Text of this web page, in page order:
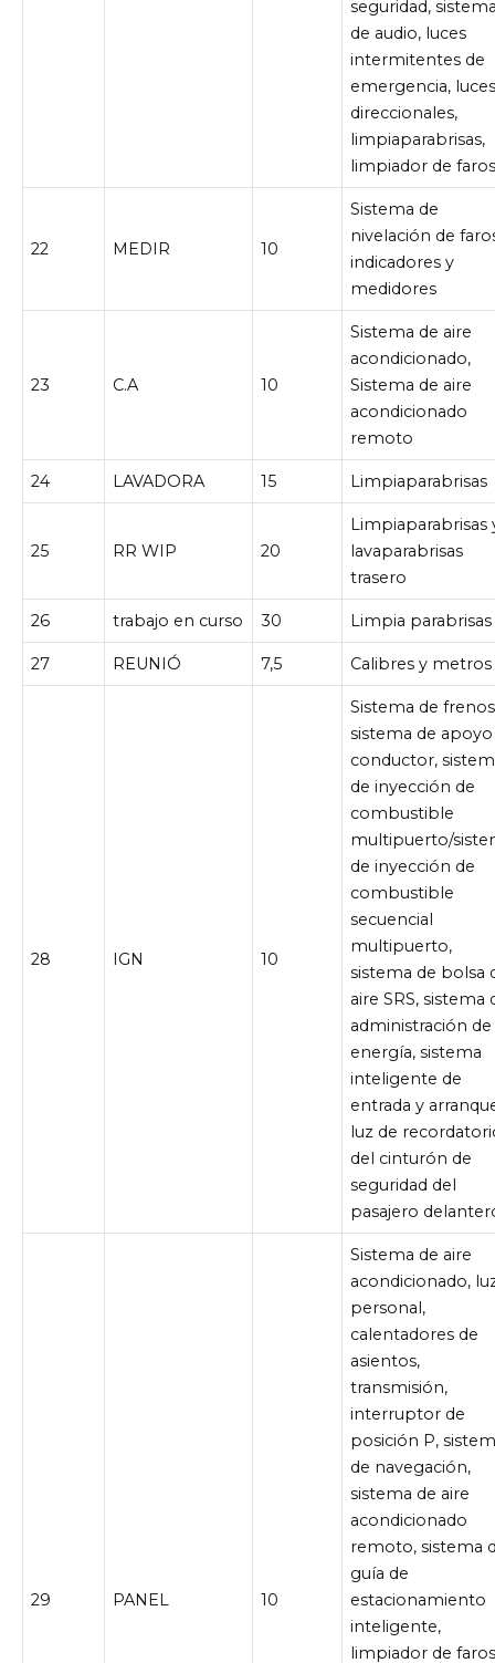
seguridad,
de audio, luces
intermitentes de
emergencia,
direccionales,
limpiaparabrisas,
limpiador de
22 MEDIR 10
Sistema de
nivelación de
indicadores y
medidores
23 C.A 10
Sistema de aire
acondicionado,
Sistema de aire
acondicionado
remoto
24 LAVADORA 15 Limpiaparabrisas
25 RR WIP 20
Limpiaparabrisas
lavaparabrisas
trasero
26 trabajo en curso 30 Limpia parabrisas
27 REUNIÓ 7,5 Calibres y metros
28 IGN 10
Sistema de
sistema de apoyo
conductor,
de inyección de
combustible
multipuerto/
de inyección de
combustible
secuencial
multipuerto,
sistema de bolsa
aire SRS, sistema
administración de
energía, sistema
inteligente de
entrada y
luz de
del cinturón de
seguridad del
pasajero
29 PANEL 10
Sistema de aire
acondicionado,
personal,
calentadores de
asientos,
transmisión,
interruptor de
posición P,
de navegación,
sistema de aire
acondicionado
remoto, sistema
guía de
estacionamiento
inteligente,
limpiador de